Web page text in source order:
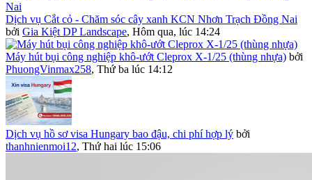
Dịch vụ Cắt cỏ - Chăm sóc cây xanh KCN Nhơn Trạch Đồng Nai
bởi Gia Kiệt DP Landscape, Hôm qua, lúc 14:24
Máy hút bụi công nghiệp khô-ướt Cleprox X-1/25 (thùng nhựa) bởi
PhuongVinmax258, Thứ ba lúc 14:12
Dịch vụ hồ sơ visa Hungary bao đậu, chi phí hợp lý bởi
thanhnienmoi12, Thứ hai lúc 15:06